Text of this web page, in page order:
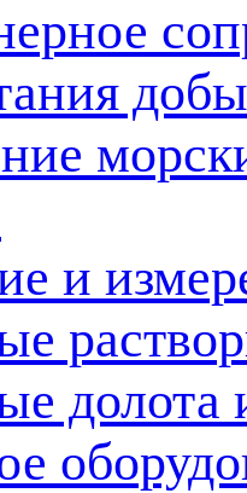
и
долота